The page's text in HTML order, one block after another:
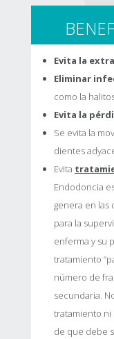
Evita la
Eliminar
como la
Evita la
Se evita la
dientes
Evita
Endodoncia
genera en las
para la
enferma y su
tratamiento
número de
secundaria.
tratamiento ni
de que debe